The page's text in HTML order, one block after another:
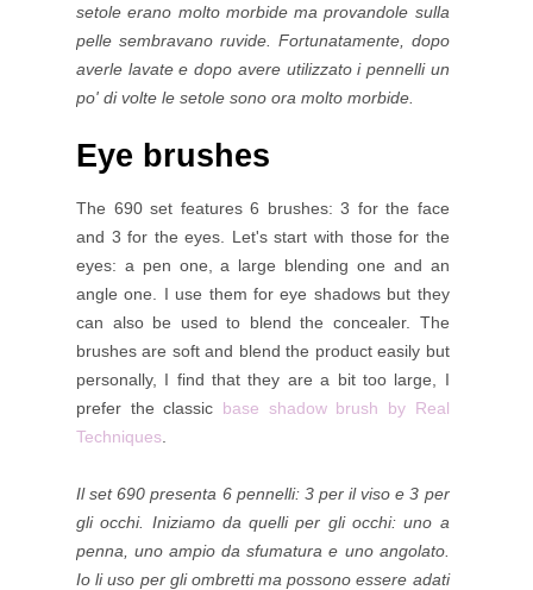
setole erano molto morbide ma provandole sulla
pelle sembravano ruvide. Fortunatamente, dopo
averle lavate e dopo avere utilizzato i pennelli un
po' di volte le setole sono ora molto morbide.
Eye brushes
The 690 set features 6 brushes: 3 for the face
and 3 for the eyes. Let's start with those for the
eyes: a pen one, a large blending one and an
angle one. I use them for eye shadows but they
can also be used to blend the concealer. The
brushes are soft and blend the product easily but
personally, I find that they are a bit too large, I
prefer the classic base shadow brush by Real
Techniques
Il set 690 presenta 6 pennelli: 3 per il viso e 3 per
gli occhi. Iniziamo da quelli per gli occhi: uno a
penna, uno ampio da sfumatura e uno angolato.
Io li uso per gli ombretti ma possono essere adati